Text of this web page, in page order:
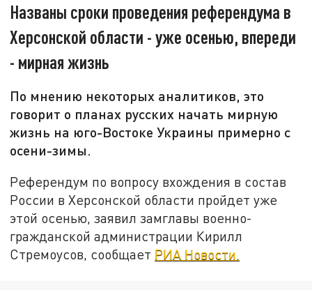
Названы сроки проведения референдума в
Херсонской области - уже осенью, впереди
- мирная жизнь
По мнению некоторых аналитиков, это
говорит о планах русских начать мирную
жизнь на юго-Востоке Украины примерно с
осени-зимы.
Референдум по вопросу вхождения в состав
России в Херсонской области пройдет уже
этой осенью, заявил замглавы военно-
гражданской администрации Кирилл
Стремоусов, сообщает РИА Новости.